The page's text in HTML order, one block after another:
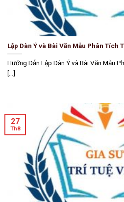
Lập Dàn Ý và Bài Văn Mẫu Phân Tích
Hướng Dẫn Lập Dàn Ý và Bài Văn Mẫu
[...]
27
Th8